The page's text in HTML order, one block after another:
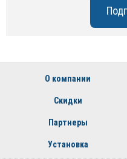
О компании
Скидки
Партнеры
Установка